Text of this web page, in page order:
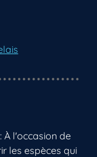
À l'occasion de
les espèces qui